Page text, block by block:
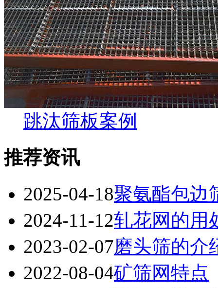
跳汰筛板案例
推荐资讯
2025-04-18聚氨酯包边
2024-11-12轧花网的用
2023-02-07磨头筛的介
2022-08-04矿筛网特点